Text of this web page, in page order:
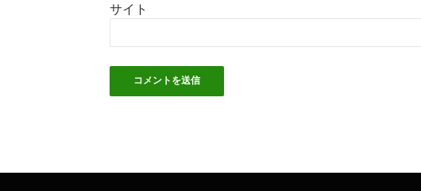
サイト